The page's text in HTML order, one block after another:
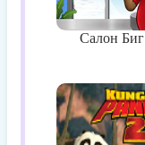
Салон